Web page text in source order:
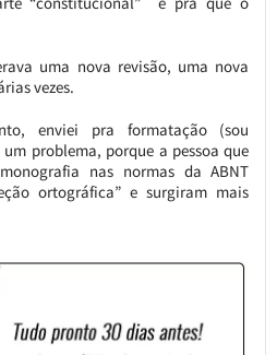
uma nova revisão, uma nova
vezes.
enviei pra formatação (sou
problema, porque a pessoa que
nas normas da ABNT
ortográfica” e surgiram mais